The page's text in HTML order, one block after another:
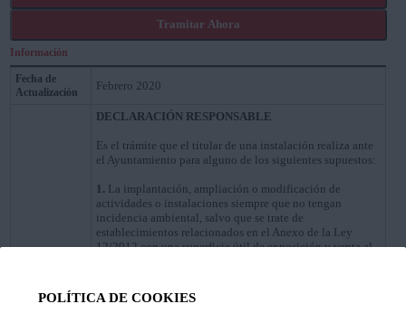
POLÍTICA DE COOKIES
Tramitar Ahora
Información
Fecha de
Actualización
Febrero 2020
Descripción
DECLARACIÓN RESPONSABLE
Es el trámite que el titular de una instalación realiza ante
el Ayuntamiento para alguno de los siguientes supuestos:
1. La implantación, ampliación o modificación de
actividades o instalaciones siempre que no tengan
incidencia ambiental, salvo que se trate de
establecimientos relacionados en el Anexo de la Ley
12/2012 con una superficie útil de exposición y venta al
los bienes de dominio público.